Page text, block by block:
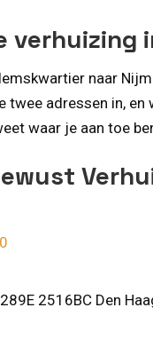
verhuizing
naar
twee adressen in,
waar je aan toe
2516BC Den